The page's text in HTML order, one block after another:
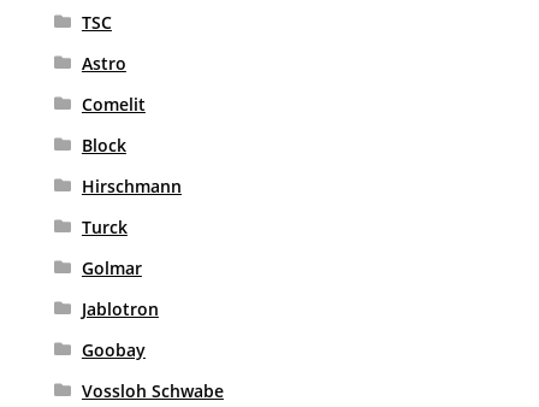
TSC
Astro
Comelit
Block
Hirschmann
Turck
Golmar
Jablotron
Goobay
Vossloh Schwabe